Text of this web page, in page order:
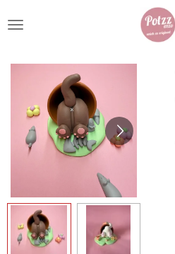
direct
de
hoofdinhoud